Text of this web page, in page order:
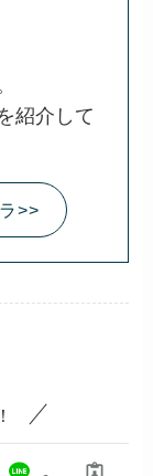
紹介して
>>